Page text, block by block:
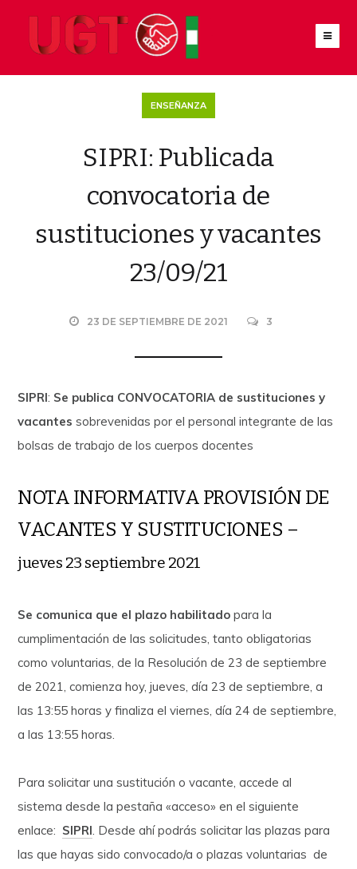
ENSEÑANZA
SIPRI: Publicada
convocatoria de
sustituciones y vacantes
23/09/21
23 DE SEPTIEMBRE DE 2021 3
SIPRI: Se publica CONVOCATORIA de sustituciones y
vacantessobrevenidas por el personal integrante de las
bolsas de trabajo de los cuerpos docentes
NOTA INFORMATIVA PROVISIÓN DE
VACANTES Y SUSTITUCIONES –
jueves 23 septiembre 2021
Se comunica que el plazo habilitado para la
cumplimentación de las solicitudes, tanto obligatorias
como voluntarias, de la Resolución de 23 de septiembre
de 2021, comienza hoy, jueves, día 23 de septiembre, a
las 13:55 horas y finaliza el viernes, día 24 de septiembre,
a las 13:55 horas.
Para solicitar una sustitución o vacante, accede al
sistema desde la pestaña «acceso» en el siguiente
enlace: SIPRI. Desde ahí podrás solicitar las plazas para
las que hayas sido convocado/a o plazas voluntarias de